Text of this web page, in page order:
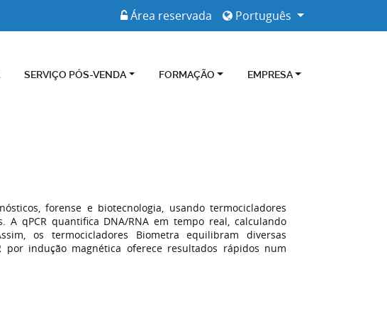
Português
Área reservada
SERVIÇO PÓS-VENDA FORMAÇÃO EMPRESA
forense e biotecnologia, usando termocicladores
A qPCR quantifica DNA/RNA em tempo real, calculando
os termocicladores Biometra equilibram diversas
por indução magnética oferece resultados rápidos num